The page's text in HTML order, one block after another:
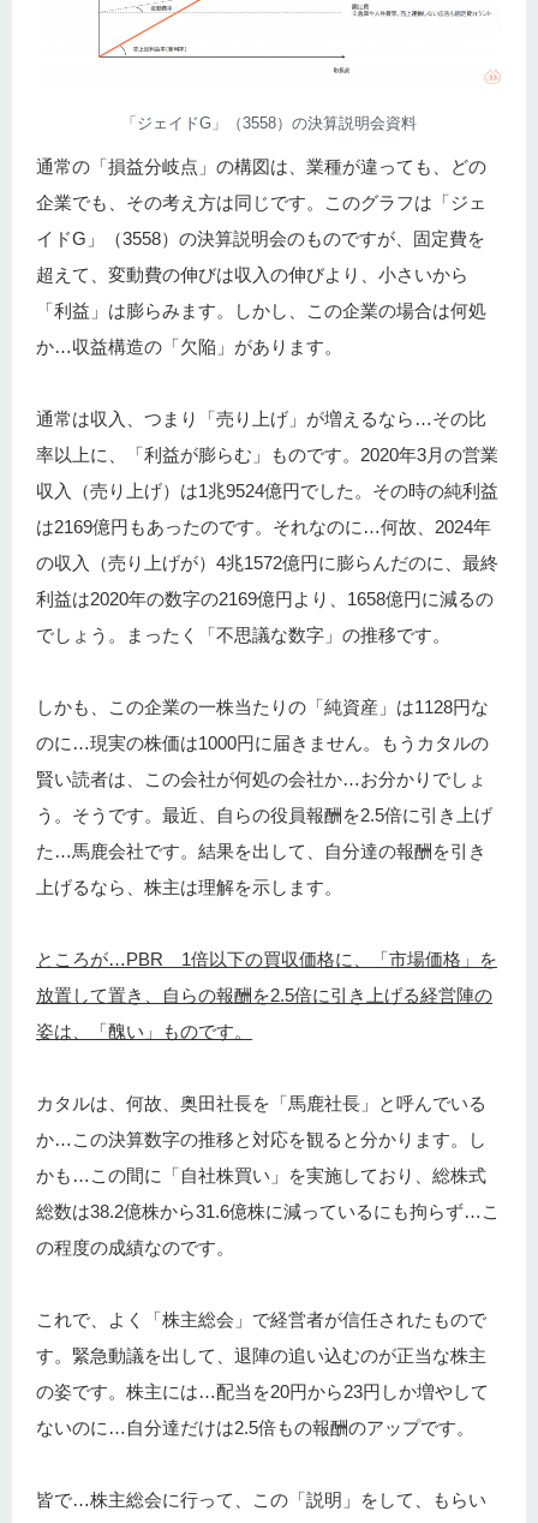
「ジェイドG」（3558）の決算説明会資料
通常の「損益分岐点」の構図は、業種が違っても、どの
企業でも、その考え方は同じです。このグラフは「ジェ
イドG」（3558）の決算説明会のものですが、固定費を
超えて、変動費の伸びは収入の伸びより、小さいから
「利益」は膨らみます。しかし、この企業の場合は何処
か…収益構造の「欠陥」があります。
通常は収入、つまり「売り上げ」が増えるなら…その比
率以上に、「利益が膨らむ」ものです。2020年3月の営業
収入（売り上げ）は1兆9524億円でした。その時の純利益
は2169億円もあったのです。それなのに…何故、2024年
の収入（売り上げが）4兆1572億円に膨らんだのに、最終
利益は2020年の数字の2169億円より、1658億円に減るの
でしょう。まったく「不思議な数字」の推移です。
しかも、この企業の一株当たりの「純資産」は1128円な
のに…現実の株価は1000円に届きません。もうカタルの
賢い読者は、この会社が何処の会社か…お分かりでしょ
う。そうです。最近、自らの役員報酬を2.5倍に引き上げ
た…馬鹿会社です。結果を出して、自分達の報酬を引き
上げるなら、株主は理解を示します。
ところが…PBR 1倍以下の買収価格に、「市場価格」を
放置して置き、自らの報酬を2.5倍に引き上げる経営陣の
姿は、「醜い」ものです。
カタルは、何故、奥田社長を「馬鹿社長」と呼んでいる
か…この決算数字の推移と対応を観ると分かります。し
かも…この間に「自社株買い」を実施しており、総株式
総数は38.2億株から31.6億株に減っているにも拘らず…こ
の程度の成績なのです。
これで、よく「株主総会」で経営者が信任されたもので
す。緊急動議を出して、退陣の追い込むのが正当な株主
の姿です。株主には…配当を20円から23円しか増やして
ないのに…自分達だけは2.5倍もの報酬のアップです。
皆で…株主総会に行って、この「説明」をして、もらい